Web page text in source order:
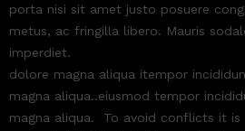
porta nisi sit amet justo posuere
metus, ac fringilla libero. Mauris
imperdiet.
dolore magna aliqua itempor
magna aliqua..eiusmod tempor
magna aliqua. To avoid conflicts it